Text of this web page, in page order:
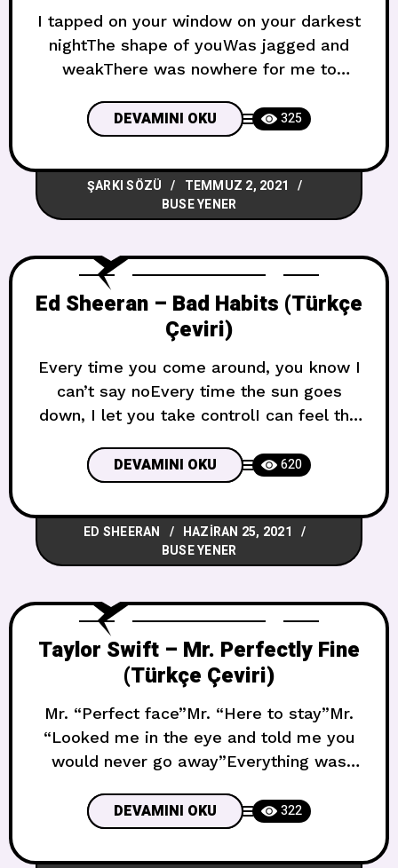
I tapped on your window on your darkest
nightThe shape of youWas jagged and
weakThere was nowhere for me to
knownHow many pieces you had
crumbled intoI might have let them lay
En karanlık gecende senin camına tık
tıkladımSenin vücudunun şekliPürüzlü ve
zayıftıKalabilmem için hiçbir yer
DEVAMINI OKU 325
ŞARKI SÖZÜ
TEMMUZ 2, 2021
BUSE YENER
Ed Sheeran – Bad Habits (Türkçe
Çeviri)
Every time you come around, you know I
can’t say noEvery time the sun goes
down, I let you take controlI can feel the
tonight had something wonderful Ne
zaman etrafıma gelsen, hayır
diyemeyeceğimi biliyorsunNe zaman
güneş batsa, kontrolü sana
veriyorumDünyam patlamadan önce
harika bir şey
DEVAMINI OKU 620
ED SHEERAN
HAZIRAN 25, 2021
BUSE YENER
Taylor Swift – Mr. Perfectly Fine
(Türkçe Çeviri)
Mr. “Perfect face”Mr. “Here to stay”Mr.
“Looked me in the eye and told me you
would never go away”Everything was
life”Mr. “Every single day until the end, I
will be by your side” Bay “Mükemmel
yüz”Bay “Sonsuza kadar buradayım”Bay
DEVAMINI OKU 322